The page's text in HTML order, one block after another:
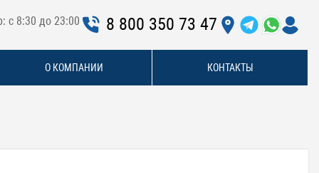
с 8:30 до 23:00 8 800 350 73 47
О КОМПАНИИ КОНТАКТЫ